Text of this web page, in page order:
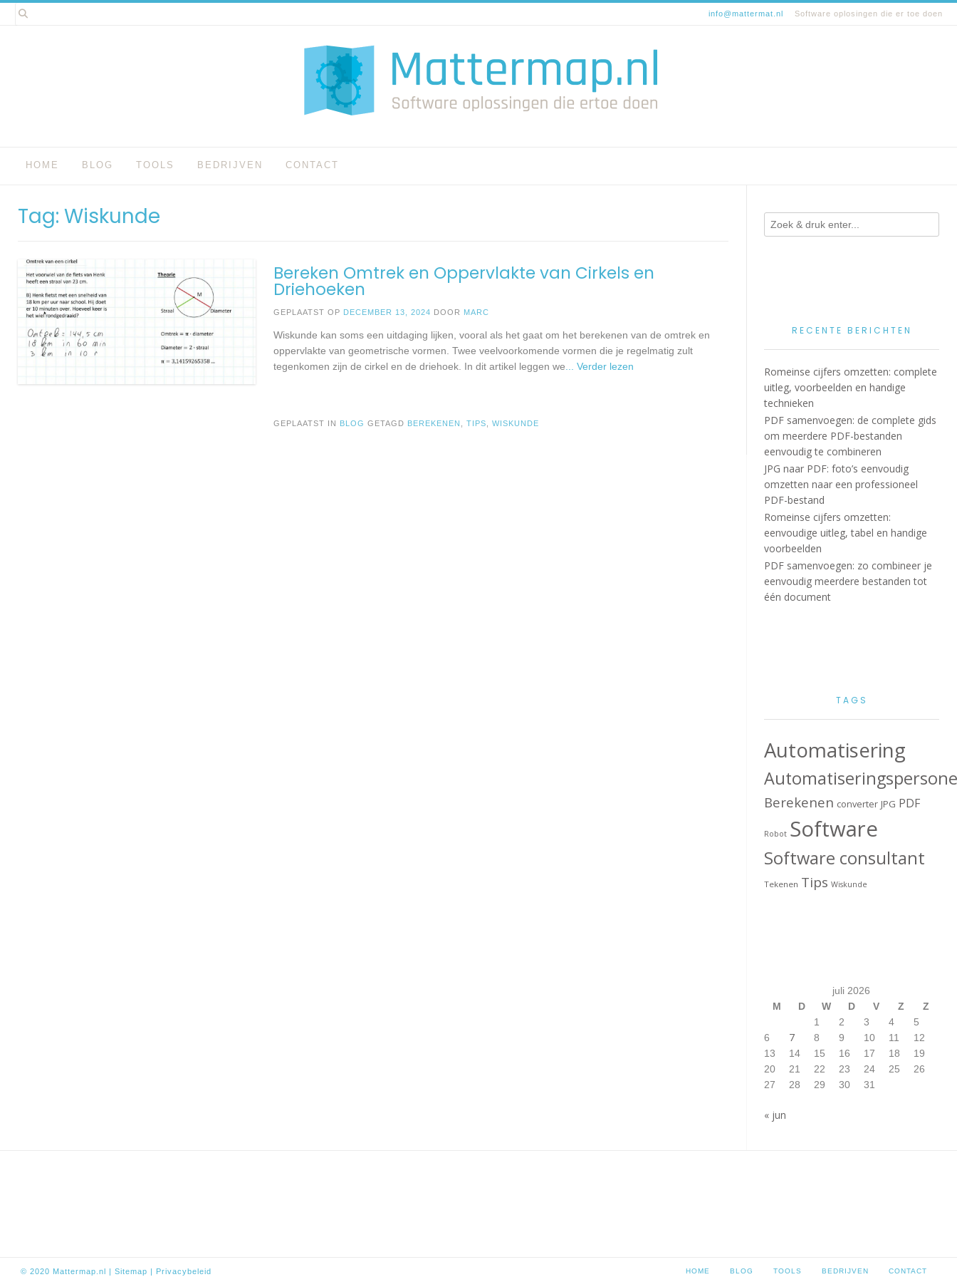
Spring
naar
info@mattermat.nl Software oplosingen die er toe doen
HOME BLOG TOOLS BEDRIJVEN CONTACT
Tag: Wiskunde
Bereken Omtrek en Oppervlakte van Cirkels en
Driehoeken
GEPLAATST OP DECEMBER 13, 2024 DOOR MARC
Wiskunde kan soms een uitdaging lijken, vooral als het gaat om het berekenen van de omtrek en
oppervlakte van geometrische vormen. Twee veelvoorkomende vormen die je regelmatig zult
tegenkomen zijn de cirkel en de driehoek. In dit artikel leggen we ... Verder lezen
GEPLAATST IN BLOG GETAGD BEREKENEN ,TIPS ,WISKUNDE
RECENTE BERICHTEN
Romeinse cijfers omzetten: complete
uitleg, voorbeelden en handige
technieken
PDF samenvoegen: de complete gids
om meerdere PDF-bestanden
eenvoudig te combineren
JPG naar PDF: foto’s eenvoudig
omzetten naar een professioneel
PDF-bestand
Romeinse cijfers omzetten:
eenvoudige uitleg, tabel en handige
voorbeelden
PDF samenvoegen: zo combineer je
eenvoudig meerdere bestanden tot
één document
TAGS
Automatisering
Berekenen converter JPG PDF
Robot Software
Software consultant
Tekenen Tips Wiskunde
juli 2026
M
D W D V Z
Z
1
2 3 4
5
6
7 8 9 10 11
12
13
14 15 16 17 18
19
20
21 22 23 24 25
26
27
28 29 30 31
« jun
© 2020 Mattermap.nl | Sitemap | Privacybeleid HOME BLOG TOOLS BEDRIJVEN CONTACT